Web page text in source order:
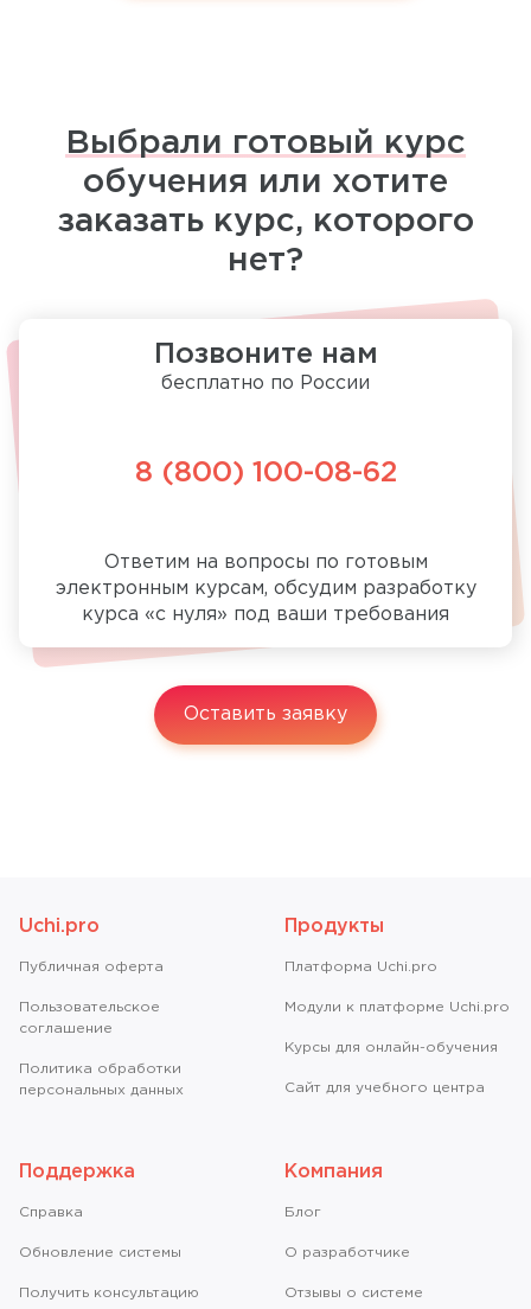
Выбрали готовый курс
обучения или хотите
заказать курс, которого
нет?
Позвоните нам
бесплатно по России
8 (800) 100-08-62
Ответим на вопросы по готовым
электронным курсам, обсудим разработку
курса «с нуля» под ваши требования
Оставить заявку
Uchi.pro
Публичная оферта
Пользовательское
соглашение
Политика обработки
персональных данных
Продукты
Платформа Uchi.pro
Модули к платформе Uchi.pro
Курсы для онлайн-обучения
Сайт для учебного центра
Поддержка
Справкa
Обновление системы
Получить консультацию
Компания
Блог
О разработчике
Отзывы о системе